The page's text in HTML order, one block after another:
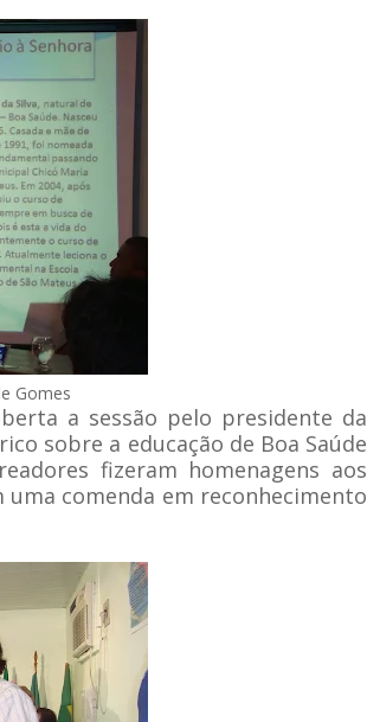
Gomes
a sessão pelo presidente da
sobre a educação de Boa Saúde
fizeram homenagens aos
comenda em reconhecimento